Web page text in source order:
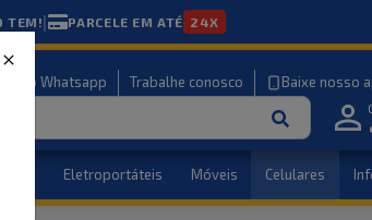
TEM!| PARCELE EM ATÉ 24X
pelo Whatsapp Trabalhe conosco Baixe nosso
Eletroportáteis Móveis Celulares